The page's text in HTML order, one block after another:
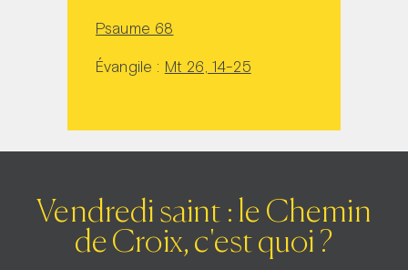
Psaume 68
Évangile : Mt 26, 14-25
Vendredi saint : le Chemin
de Croix, c'est quoi ?